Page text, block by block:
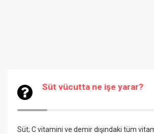
Süt vücutta ne işe yarar?
Süt; C vitamini ve demir dışındaki tüm